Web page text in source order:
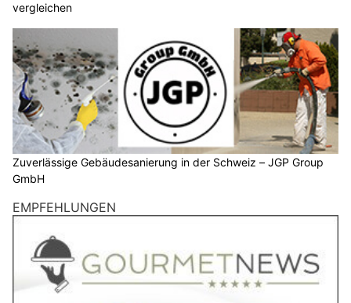
vergleichen
Zuverlässige Gebäudesanierung in der Schweiz – JGP Group
GmbH
EMPFEHLUNGEN